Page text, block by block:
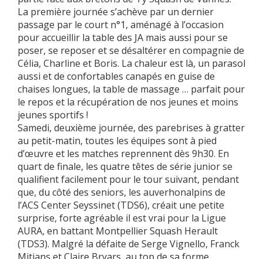
La première journée s’achève par un dernier
passage par le court n°1, aménagé à l’occasion
pour accueillir la table des JA mais aussi pour se
poser, se reposer et se désaltérer en compagnie de
Célia, Charline et Boris. La chaleur est là, un parasol
aussi et de confortables canapés en guise de
chaises longues, la table de massage … parfait pour
le repos et la récupération de nos jeunes et moins
jeunes sportifs !
Samedi, deuxième journée, des parebrises à gratter
au petit-matin, toutes les équipes sont à pied
d’œuvre et les matches reprennent dès 9h30. En
quart de finale, les quatre têtes de série junior se
qualifient facilement pour le tour suivant, pendant
que, du côté des seniors, les auverhonalpins de
l’ACS Center Seyssinet (TDS6), créait une petite
surprise, forte agréable il est vrai pour la Ligue
AURA, en battant Montpellier Squash Herault
(TDS3). Malgré la défaite de Serge Vignello, Franck